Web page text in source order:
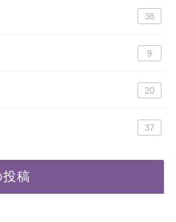
38
9
20
37
稿